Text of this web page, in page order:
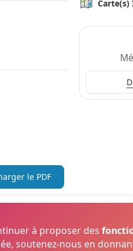
Carte(s)
le PDF
à proposer des
soutenez-nous en